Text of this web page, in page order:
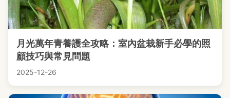
月光萬年青養護全攻略：室內盆栽新手必學的照
顧技巧與常見問題
2025-12-26